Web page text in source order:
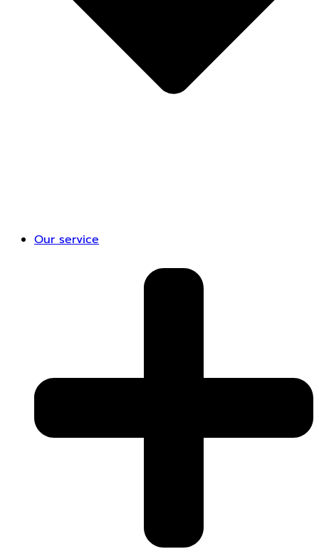
Our service